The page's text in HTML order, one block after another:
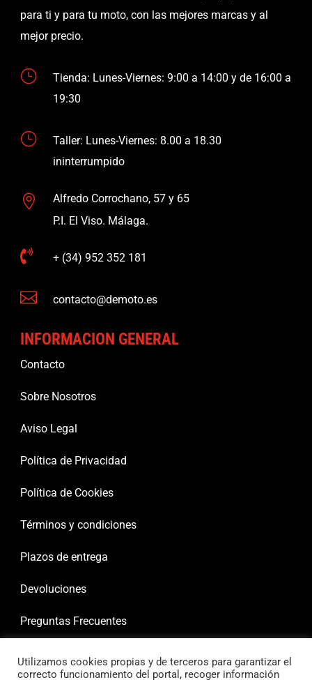
para ti y para tu moto, con las mejores marcas y al
mejor precio.
}
Tienda: Lunes-Viernes: 9:00 a 14:00 y de 16:00 a
19:30
}
Taller: Lunes-Viernes: 8.00 a 18.30
ininterrumpido

Alfredo Corrochano, 57 y 65
P.I. El Viso. Málaga.
 + (34) 952 352 181
 contacto@demoto.es
INFORMACION GENERAL
Contacto
Sobre Nosotros
Aviso Legal
Política de Privacidad
Política de Cookies
Términos y condiciones
Plazos de entrega
Devoluciones
Preguntas Frecuentes
Utilizamos cookies propias y de terceros para garantizar el
correcto funcionamiento del portal, recoger información